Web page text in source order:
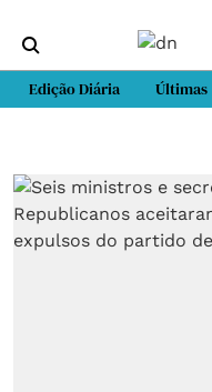
Edição Diária Últimas